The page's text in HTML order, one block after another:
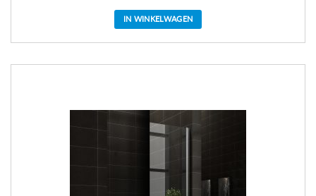
IN WINKELWAGEN